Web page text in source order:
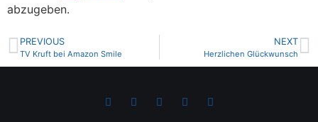
abzugeben.
PREVIOUS
TV Kruft bei Amazon Smile
NEXT
Herzlichen Glückwunsch